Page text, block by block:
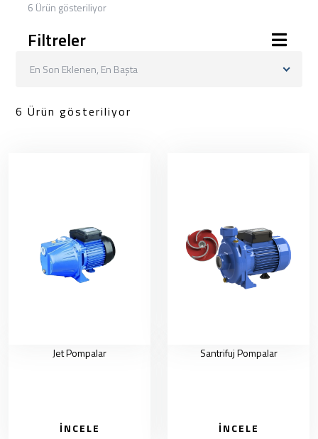
6 Ürün gösteriliyor
Filtreler
En Son Eklenen, En Başta
6 Ürün gösteriliyor
Jet Pompalar
İNCELE
Santrifuj Pompalar
İNCELE